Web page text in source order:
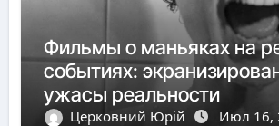
Фильмы о маньяках на
событиях:
ужасы реальности
Церковний Юрій Июл 16,